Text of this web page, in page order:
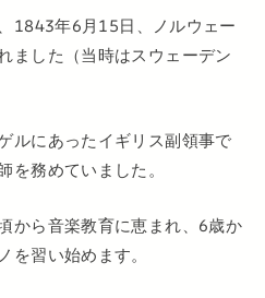
1843年6月15日、ノルウェー
ました（当時はスウェーデン
ルにあったイギリス副領事で
を務めていました。
から音楽教育に恵まれ、6歳か
を習い始めます。